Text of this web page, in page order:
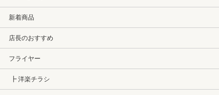
新着商品
店長のおすすめ
フライヤー
┣ 洋楽チラシ